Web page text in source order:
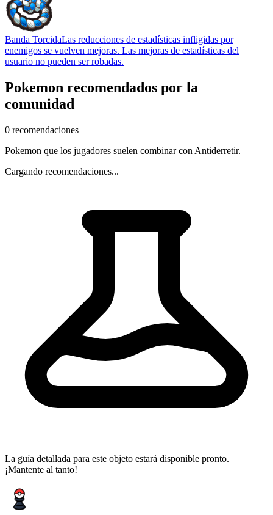
Banda TorcidaLas reducciones de estadísticas infligidas por
enemigos se vuelven mejoras. Las mejoras de estadísticas del
usuario no pueden ser robadas.
Pokemon recomendados por la
comunidad
0 recomendaciones
Pokemon que los jugadores suelen combinar con Antiderretir.
Cargando recomendaciones...
La guía detallada para este objeto estará disponible pronto.
¡Mantente al tanto!